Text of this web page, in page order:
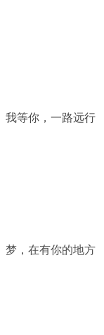
我等你，一路远行
梦，在有你的地方